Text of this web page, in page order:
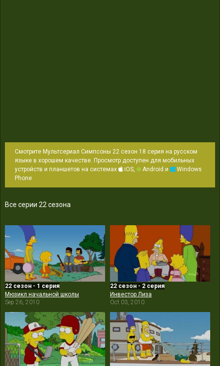
Смотрите Мультсериал Симпсоны 22 сезон 18 серия на русском
языке в хорошем качестве. Просмотр доступен для мобильных
устройств и планшетов на системах
iOS, Android и
Windows
Phone
Все серии 22 сезона
22 сезон - 1 серия
Мюзикл начальной школы
Sep 26, 2010
22 сезон - 2 серия
Инвестор Лиза
Oct 03, 2010